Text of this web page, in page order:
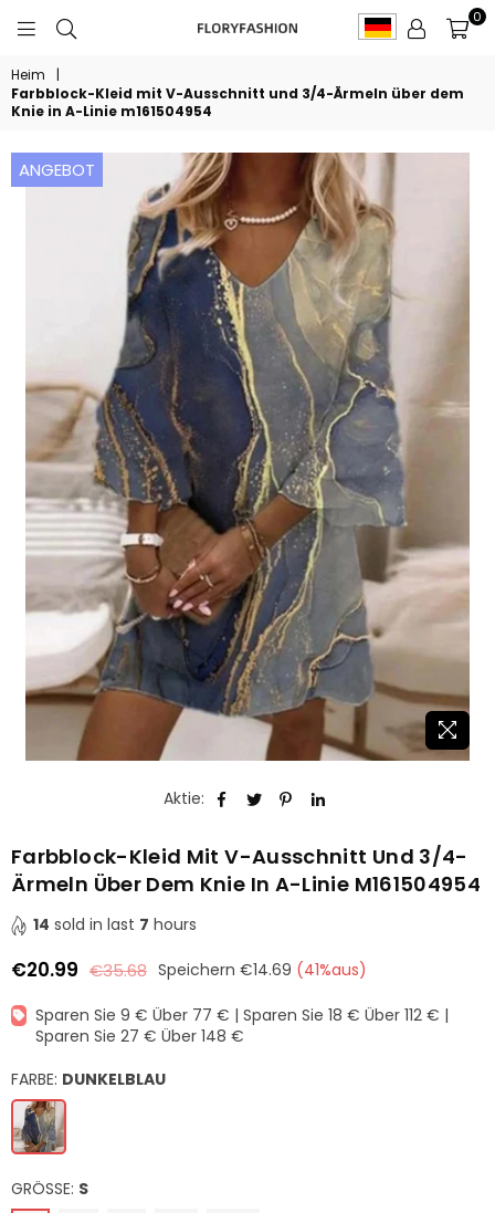
FLORYFASHION
0
Heim
|
Farbblock-Kleid mit V-Ausschnitt und 3/4-Ärmeln über dem
Knie in A-Linie m161504954
ANGEBOT
Aktie:
Farbblock-Kleid Mit V-Ausschnitt Und 3/4-
Ärmeln Über Dem Knie In A-Linie M161504954
14 sold in last 7 hours
Normaler
€20.99 €35.68 Speichern €14.69 (41%aus)
Sparen Sie 9 € Über 77 € | Sparen Sie 18 € Über 112 € |
Sparen Sie 27 € Über 148 €
FARBE: DUNKELBLAU
GRÖSSE: S